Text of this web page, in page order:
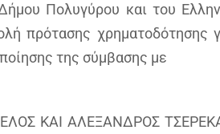
Πολυγύρου και του
πρότασης χρηματοδότησης
της σύμβασης με
ΚΑΙ ΑΛΕΞΑΝΔΡΟΣ